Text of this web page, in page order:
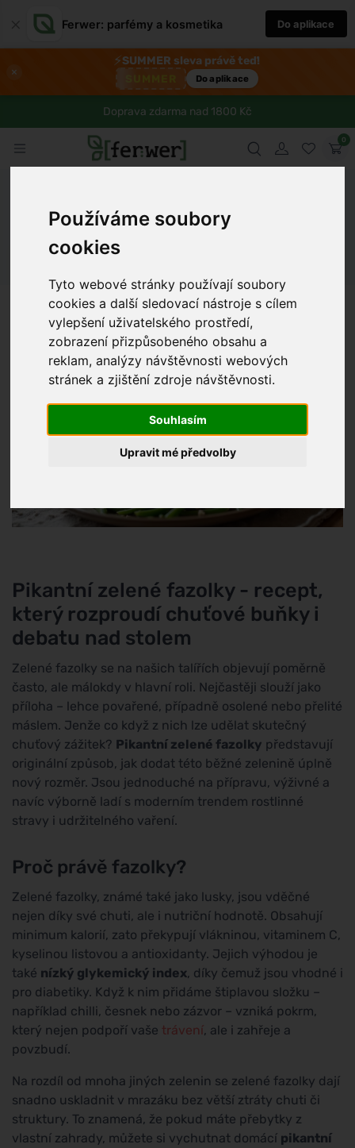
Používáme soubory
cookies
Tyto webové stránky používají soubory
cookies a další sledovací nástroje s cílem
vylepšení uživatelského prostředí,
zobrazení přizpůsobeného obsahu a
reklam, analýzy návštěvnosti webových
stránek a zjištění zdroje návštěvnosti.
Souhlasím
Upravit mé předvolby
Ferwer: parfémy a kosmetika Do aplikace
×
⚡SUMMER sleva právě teď!
Do aplikace
Doprava zdarma nad 1800 Kč
0
zdravou a chutnou večeři
Martina Domanská 8 min 22.8.2025
Pikantní zelené fazolky - recept,
který rozproudí chuťové buňky i
debatu nad stolem
Zelené fazolky se na našich talířích objevují poměrně
často, ale málokdy v hlavní roli. Nejčastěji slouží jako
příloha – lehce povařené, případně osolené nebo přelité
máslem. Jenže co když z nich lze udělat skutečný
chuťový zážitek? Pikantní zelené fazolky představují
originální způsob, jak dodat této běžné zelenině úplně
nový rozměr. Jsou jednoduché na přípravu, výživné a
navíc výborně ladí s moderním trendem rostlinné
stravy i udržitelného vaření.
Proč právě fazolky?
Zelené fazolky, známé také jako lusky, jsou vděčné
nejen díky své chuti, ale i nutriční hodnotě. Obsahují
minimum kalorií, zato překypují vlákninou, vitaminem C,
kyselinou listovou a antioxidanty. Jejich výhodou je
také nízký glykemický index, díky čemuž jsou vhodné i
pro diabetiky. Když k nim přidáme štiplavou složku –
například chilli, česnek nebo zázvor – vzniká pokrm,
který nejen podpoří vaše trávení, ale i zahřeje a
povzbudí.
Na rozdíl od mnoha jiných zelenin se zelené fazolky dají
snadno uskladnit v mrazáku bez větší ztráty chuti či
struktury. To znamená, že pokud máte přebytky z
vlastní zahrady, můžete si vychutnat domácí pikantní